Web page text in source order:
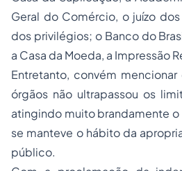
Geral do Comércio, o juízo
dos privilégios; o Banco do
a Casa da Moeda, a Impressão
Entretanto, convém
órgãos não ultrapassou os
atingindo muito brandamente
se manteve o hábito da
público.